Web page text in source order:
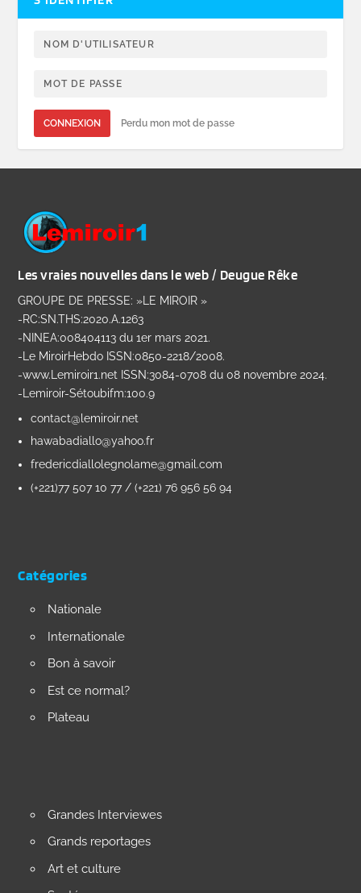
CONNEXION Perdu mon mot de passe
Les vraies nouvelles dans le web / Deugue Rêke
GROUPE DE PRESSE: »LE MIROIR »
-RC:SN.THS:2020.A.1263
-NINEA:008404113 du 1er mars 2021.
-Le MiroirHebdo ISSN:0850-2218/2008.
-www.Lemiroir1.net ISSN:3084-0708 du 08 novembre 2024.
-Lemiroir-Sétoubifm:100.9
contact@lemiroir.net
hawabadiallo@yahoo.fr
fredericdiallolegnolame@gmail.com
(+221)77 507 10 77 / (+221) 76 956 56 94
Catégories
Nationale
Internationale
Bon à savoir
Est ce normal?
Plateau
Grandes Interviewes
Grands reportages
Art et culture